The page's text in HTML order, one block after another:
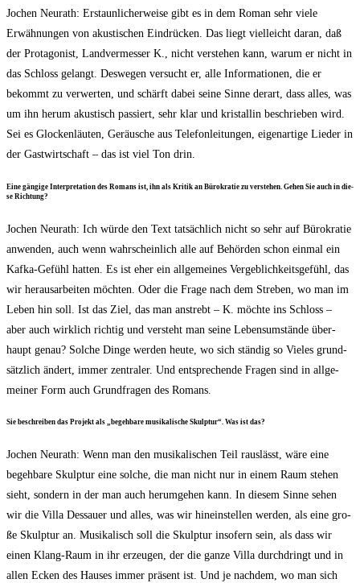
Jochen Neu­r­a­th: Erstaun­li­cher­wei­se gibt es in dem Roman sehr vie­le
Erwäh­nun­gen von akus­ti­schen Ein­drü­cken. Das liegt viel­leicht dar­an, daß
der Prot­ago­nist, Land­ver­mes­ser K., nicht ver­ste­hen kann, war­um er nicht in
das Schloss gelangt. Des­we­gen ver­sucht er, alle Infor­ma­tio­nen, die er
bekommt zu ver­wer­ten, und schärft dabei sei­ne Sin­ne der­art, dass alles, was
um ihn her­um akus­tisch pas­siert, sehr klar und kris­tal­lin beschrie­ben wird.
Sei es Glo­cken­läu­ten, Geräu­sche aus Tele­fon­lei­tun­gen, eigen­ar­ti­ge Lie­der in
der Gast­wirt­schaft – das ist viel Ton drin.
Eine gän­gi­ge Inter­pre­ta­ti­on des Romans ist, ihn als Kri­tik an Büro­kra­tie zu ver­ste­hen. Gehen Sie auch in die­
se Richtung?
Jochen Neu­r­a­th: Ich wür­de den Text tat­säch­lich nicht so sehr auf Büro­kra­tie
anwen­den, auch wenn wahr­schein­lich alle auf Behör­den schon ein­mal ein
Kaf­ka-Gefühl hat­ten. Es ist eher ein all­ge­mei­nes Ver­geb­lich­keits­ge­fühl, das
wir her­aus­ar­bei­ten möch­ten. Oder die Fra­ge nach dem Stre­ben, wo man im
Leben hin soll. Ist das Ziel, das man anstrebt – K. möch­te ins Schloss –
aber auch wirk­lich rich­tig und ver­steht man sei­ne Lebens­um­stän­de über­
haupt genau? Sol­che Din­ge wer­den heu­te, wo sich stän­dig so Vie­les grund­
sätz­lich ändert, immer zen­tra­ler. Und ent­spre­chen­de Fra­gen sind in all­ge­
mei­ner Form auch Grund­fra­gen des Romans.
Sie beschrei­ben das Pro­jekt als „begeh­ba­re musi­ka­li­sche Skulp­tur“. Was ist das?
Jochen Neu­r­a­th: Wenn man den musi­ka­li­schen Teil raus­lässt, wäre eine
begeh­ba­re Skulp­tur eine sol­che, die man nicht nur in einem Raum ste­hen
sieht, son­dern in der man auch her­um­ge­hen kann. In die­sem Sin­ne sehen
wir die Vil­la Des­sau­er und alles, was wir hin­ein­stel­len wer­den, als eine gro­
ße Skulp­tur an. Musi­ka­lisch soll die Skulp­tur inso­fern sein, als dass wir
einen Klang-Raum in ihr erzeu­gen, der die gan­ze Vil­la durch­dringt und in
allen Ecken des Hau­ses immer prä­sent ist. Und je nach­dem, wo man sich